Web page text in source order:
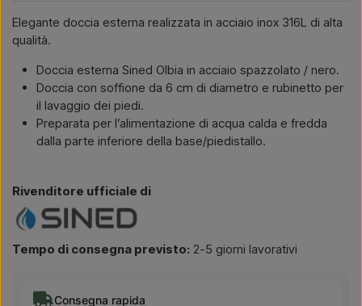
Elegante doccia esterna realizzata in acciaio inox 316L di alta
qualità.
Doccia esterna Sined Olbia in acciaio spazzolato / nero.
Doccia con soffione da 6 cm di diametro e rubinetto per
il lavaggio dei piedi.
Preparata per l’alimentazione di acqua calda e fredda
dalla parte inferiore della base/piedistallo.
Rivenditore ufficiale di
Tempo di consegna previsto: 2-5 giorni lavorativi
Consegna rapida